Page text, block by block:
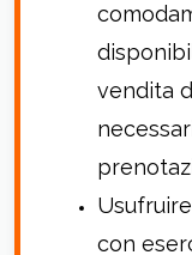
vendita
con